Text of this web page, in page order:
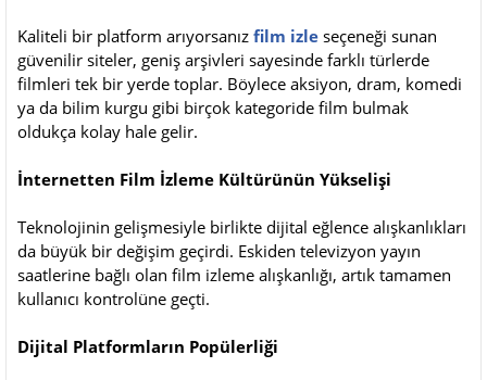
Kaliteli bir platform arıyorsanız film izle seçeneği sunan
güvenilir siteler, geniş arşivleri sayesinde farklı türlerde
filmleri tek bir yerde toplar. Böylece aksiyon, dram, komedi
ya da bilim kurgu gibi birçok kategoride film bulmak
oldukça kolay hale gelir.
İnternetten Film İzleme Kültürünün Yükselişi
Teknolojinin gelişmesiyle birlikte dijital eğlence alışkanlıkları
da büyük bir değişim geçirdi. Eskiden televizyon yayın
saatlerine bağlı olan film izleme alışkanlığı, artık tamamen
kullanıcı kontrolüne geçti.
Dijital Platformların Popülerliği